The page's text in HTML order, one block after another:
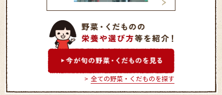
JAふえふき 一宮フルーツ
直売所
JAふえふき 富士
直売所
全ての野菜・くだものを探す